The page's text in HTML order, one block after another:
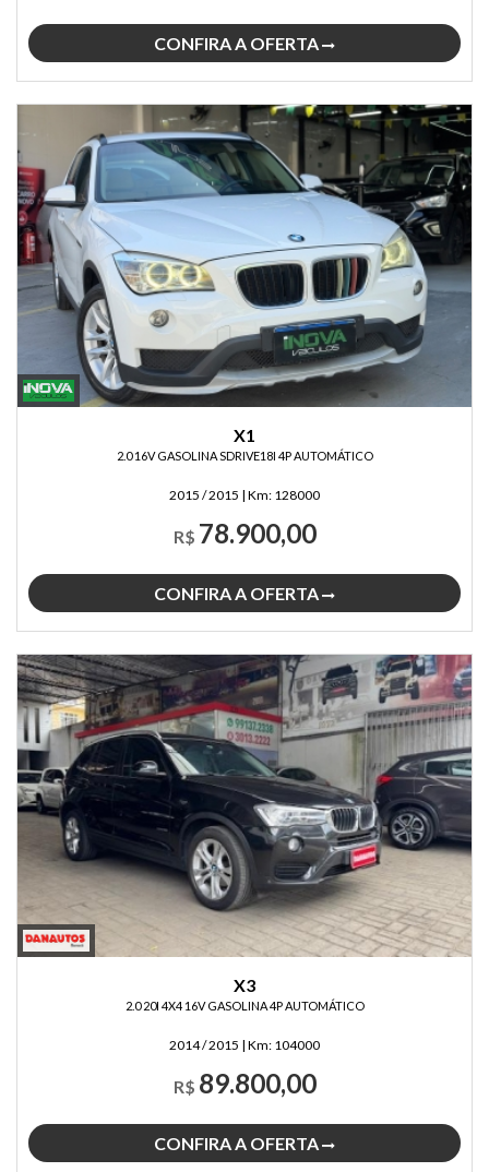
CONFIRA A OFERTA
X1
2.0 16V GASOLINA SDRIVE18I 4P AUTOMÁTICO
2015 / 2015 | Km: 128000
R$ 78.900,00
CONFIRA A OFERTA
X3
2.0 20I 4X4 16V GASOLINA 4P AUTOMÁTICO
2014 / 2015 | Km: 104000
R$ 89.800,00
CONFIRA A OFERTA